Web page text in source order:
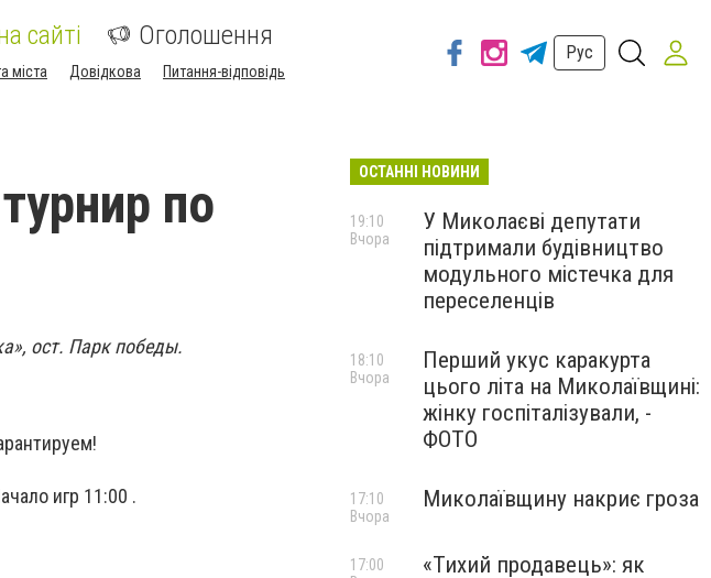
сайті Оголошення
міста Довідкова Питання-відповідь
Рус
по
ост. Парк победы.
игр 11:00 .
ОСТАННІ НОВИНИ
У Миколаєві депутати
підтримали будівництво
модульного містечка для
переселенців
19:10
Вчора
Перший укус каракурта
цього літа на Миколаївщині:
жінку госпіталізували, -
ФОТО
18:10
Вчора
Миколаївщину накриє гроза
17:10
Вчора
«Тихий продавець»: як
17:00